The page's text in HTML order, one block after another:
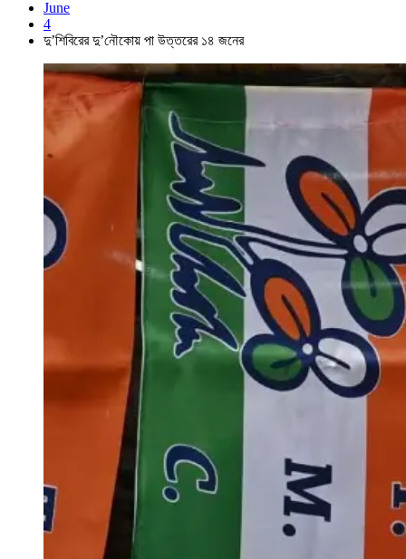
June
4
দু’শিবিরের দু’নৌকোয় পা উত্তরের ১৪ জনের